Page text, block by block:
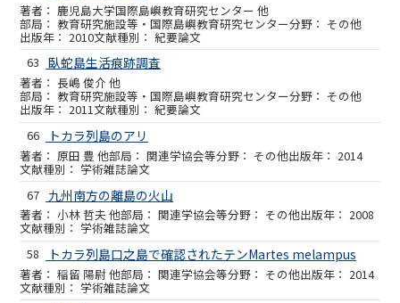
鹿児島大学国際島嶼教育研究センター 他
教育研究施設等・国際島嶼教育研究センター その他
2010
紀要論文
63 臥蛇島生活痕跡調査
長嶋 俊介 他
教育研究施設等・国際島嶼教育研究センター その他
2011
紀要論文
66
トカラ列島のアリ
原田 豊 他 関連学協会等 その他 2014
学術雑誌論文
67 九州南方の離島の火山
小林 哲夫 他 関連学協会等 その他 2008
学術雑誌論文
58
トカラ列島口之島で確認されたテンMartes melampus
稲留 陽尉 他 関連学協会等 その他 2014
学術雑誌論文